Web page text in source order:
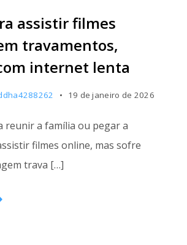
assistir filmes
travamentos,
internet lenta
19 de janeiro de 2026
reunir a família ou pegar a
filmes online, mas sofre
trava […]